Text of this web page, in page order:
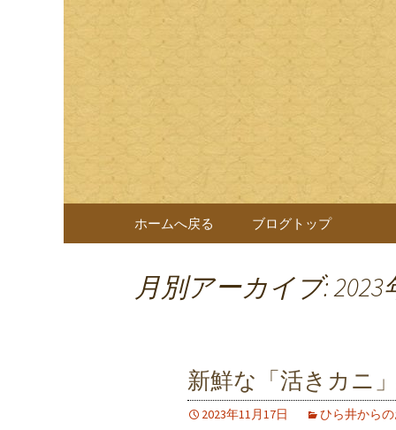
日本料理
岐阜県岐阜市の日本料理
様へのおもてなしをして
なぎを一切使わない十割蕎
コンテンツへ移動
ホームへ戻る ブログトップ
月別アーカイブ: 2023
新鮮な「活きカニ
2023年11月17日 ひら井から